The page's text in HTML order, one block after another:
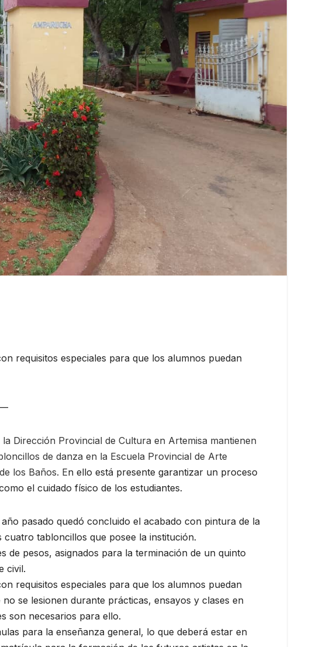
requisitos especiales para que los alumnos puedan
la Dirección Provincial de Cultura en Artemisa mantienen
de danza en la Escuela Provincial de Arte
los Baños. En ello está presente garantizar un proceso
el cuidado físico de los estudiantes.
pasado quedó concluido el acabado con pintura de la
tabloncillos que posee la institución.
de pesos, asignados para la terminación de un quinto
civil.
requisitos especiales para que los alumnos puedan
se lesionen durante prácticas, ensayos y clases en
son necesarios para ello.
para la enseñanza general, lo que deberá estar en